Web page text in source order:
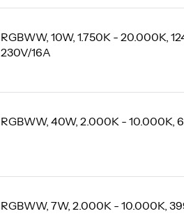
RGBWW, 10W, 1.750K - 20.000K,
230V/16A
RGBWW, 40W, 2.000K - 10.000K,
RGBWW, 7W, 2.000K - 10.000K,